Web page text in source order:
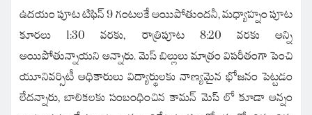
ఉదయం పూట టిఫిన్ 9 గంటలకే అయిపోతుందనీ, మధ్యాహ్నం పూట
కూరలు 1:30 వరకు, రాత్రిపూట 8:20 వరకు అన్ని
అయిపోతున్నాయని అన్నారు.మెస్ బిల్లులు మాత్రం విపరీతంగా పెంచి
యూనివర్సిటీ అధికారులు విద్యార్థులకు నాణ్యమైన భోజనం పెట్టడం
లేదన్నారు, బాలికలకు సంబంధించిన కామన్ మెస్ లో కూడా అన్నం